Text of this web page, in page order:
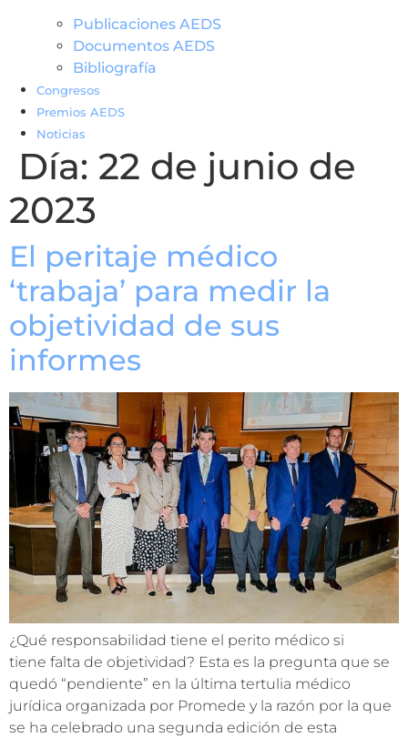
Publicaciones AEDS
Documentos AEDS
Bibliografía
Congresos
Premios AEDS
Noticias
Día: 22 de junio de
2023
El peritaje médico
‘trabaja’ para medir la
objetividad de sus
informes
¿Qué responsabilidad tiene el perito médico si
tiene falta de objetividad? Esta es la pregunta que se
quedó “pendiente” en la última tertulia médico
jurídica organizada por Promede y la razón por la que
se ha celebrado una segunda edición de esta